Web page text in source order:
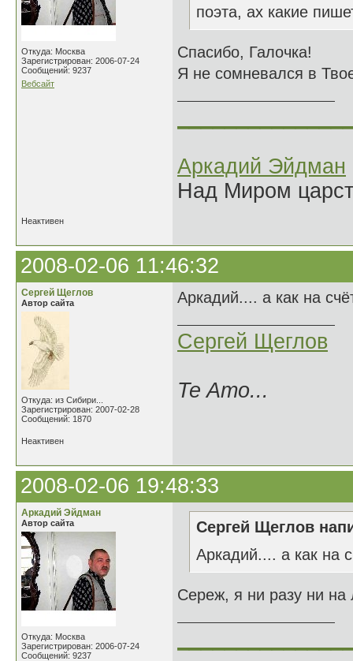
Откуда: Москва
Зарегистрирован: 2006-07-24
Сообщений: 9237
Вебсайт
поэта, ах какие
Спасибо, Галочка!
Я не сомневался в
Аркадий Эйдман
Над Миром
Неактивен
2008-02-06 11:46:32
Сергей Щеглов
Автор сайта
Откуда: из Сибири...
Зарегистрирован: 2007-02-28
Сообщений: 1870
Аркадий.... а как на
Сергей Щеглов
Te Amo...
Неактивен
2008-02-06 19:48:33
Аркадий Эйдман
Автор сайта
Откуда: Москва
Зарегистрирован: 2006-07-24
Сообщений: 9237
Сергей Щеглов
Аркадий.... а как на
Сереж, я ни разу ни на